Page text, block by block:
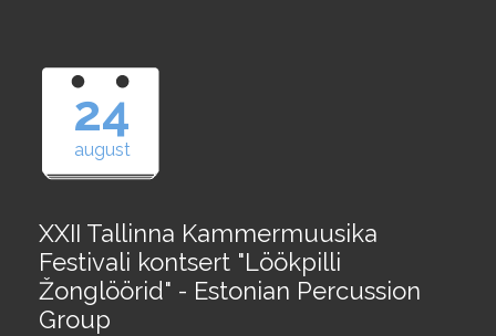
24
august
XXII Tallinna Kammermuusika
Festivali kontsert "Löökpilli
Žonglöörid" - Estonian Percussion
Group